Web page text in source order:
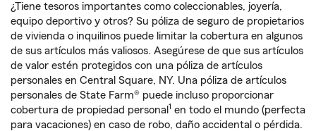
¿Tiene tesoros importantes como coleccionables, joyería,
equipo deportivo y otros? Su póliza de seguro de propietarios
de vivienda o inquilinos puede limitar la cobertura en algunos
de sus artículos más valiosos. Asegúrese de que sus artículos
de valor estén protegidos con una póliza de artículos
personales en Central Square, NY. Una póliza de artículos
personales de State Farm® puede incluso proporcionar
cobertura de propiedad personal 1 en todo el mundo (perfecta
para vacaciones) en caso de robo, daño accidental o pérdida.